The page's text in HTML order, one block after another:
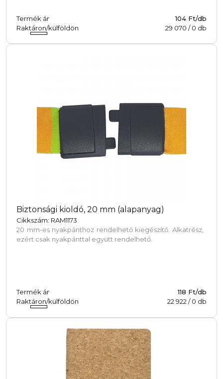
Termék ár
104 Ft/db
Raktáron/külföldön
29 070 /0 db
Biztonsági kioldó, 20 mm (alapanyag)
Cikkszám: RAM1173
20 mm-es nyakpánthoz rendelhető kiegészítő. Alkatrész,
ezért csak nyakpánttal együtt rendelhető.
Termék ár
118 Ft/db
Raktáron/külföldön
22 922/0 db